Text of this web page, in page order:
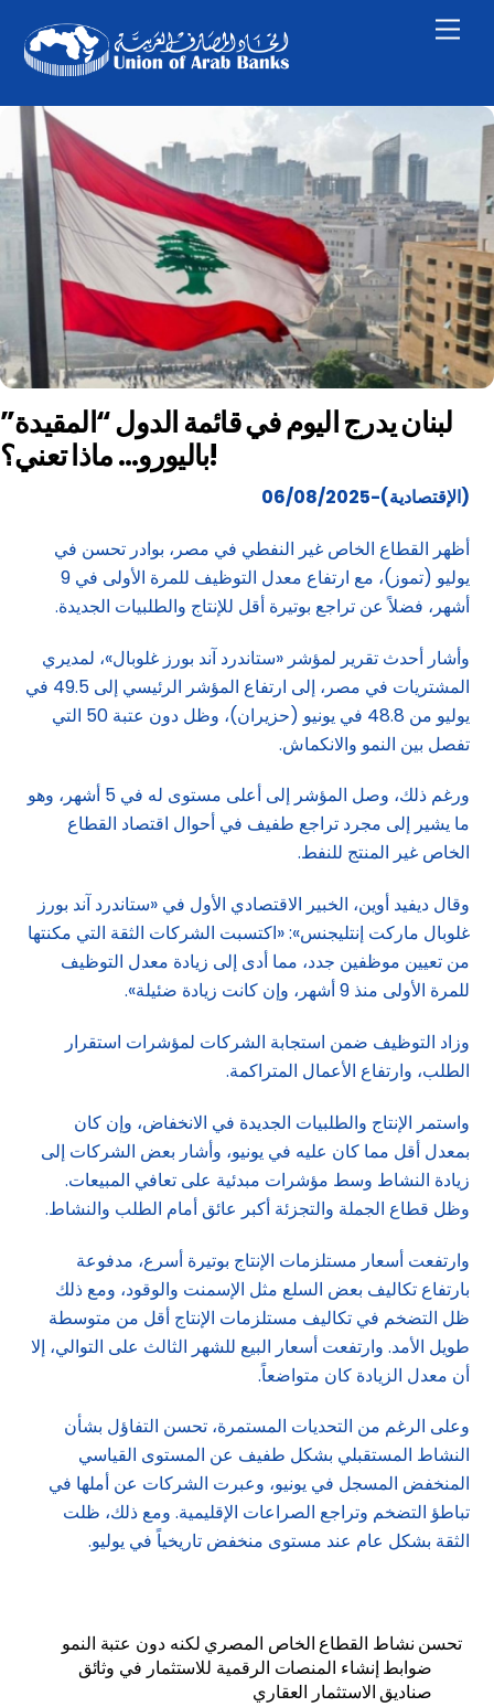
content
لبنان يدرج اليوم في قائمة الدول “المقيدة”
باليورو… ماذا تعني؟!
(الإقتصادية)-06/08/2025
أظهر القطاع الخاص غير النفطي في مصر، بوادر تحسن في
يوليو (تموز)، مع ارتفاع معدل التوظيف للمرة الأولى في 9
أشهر، فضلاً عن تراجع بوتيرة أقل للإنتاج والطلبيات الجديدة.
وأشار أحدث تقرير لمؤشر «ستاندرد آند بورز غلوبال»، لمديري
المشتريات في مصر، إلى ارتفاع المؤشر الرئيسي إلى 49.5 في
يوليو من 48.8 في يونيو (حزيران)، وظل دون عتبة 50 التي
تفصل بين النمو والانكماش.
ورغم ذلك، وصل المؤشر إلى أعلى مستوى له في 5 أشهر، وهو
ما يشير إلى مجرد تراجع طفيف في أحوال اقتصاد القطاع
الخاص غير المنتج للنفط.
وقال ديفيد أوين، الخبير الاقتصادي الأول في «ستاندرد آند بورز
غلوبال ماركت إنتليجنس»: «اكتسبت الشركات الثقة التي مكنتها
من تعيين موظفين جدد، مما أدى إلى زيادة معدل التوظيف
للمرة الأولى منذ 9 أشهر، وإن كانت زيادة ضئيلة».
وزاد التوظيف ضمن استجابة الشركات لمؤشرات استقرار
الطلب، وارتفاع الأعمال المتراكمة.
واستمر الإنتاج والطلبيات الجديدة في الانخفاض، وإن كان
بمعدل أقل مما كان عليه في يونيو، وأشار بعض الشركات إلى
زيادة النشاط وسط مؤشرات مبدئية على تعافي المبيعات.
وظل قطاع الجملة والتجزئة أكبر عائق أمام الطلب والنشاط.
وارتفعت أسعار مستلزمات الإنتاج بوتيرة أسرع، مدفوعة
بارتفاع تكاليف بعض السلع مثل الإسمنت والوقود، ومع ذلك
ظل التضخم في تكاليف مستلزمات الإنتاج أقل من متوسطة
طويل الأمد. وارتفعت أسعار البيع للشهر الثالث على التوالي، إلا
أن معدل الزيادة كان متواضعاً.
وعلى الرغم من التحديات المستمرة، تحسن التفاؤل بشأن
النشاط المستقبلي بشكل طفيف عن المستوى القياسي
المنخفض المسجل في يونيو، وعبرت الشركات عن أملها في
تباطؤ التضخم وتراجع الصراعات الإقليمية. ومع ذلك، ظلت
الثقة بشكل عام عند مستوى منخفض تاريخياً في يوليو.
تحسن نشاط القطاع الخاص المصري لكنه دون عتبة النمو
ضوابط إنشاء المنصات الرقمية للاستثمار في وثائق
صناديق الاستثمار العقاري